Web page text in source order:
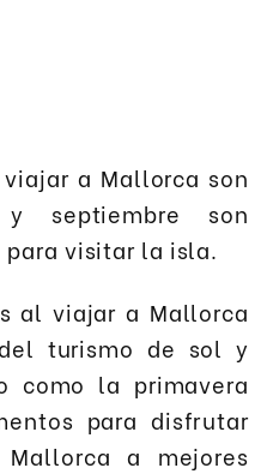
a Mallorca son
septiembre son
visitar la isla.
al viajar a Mallorca
turismo de sol y
como la primavera
para disfrutar
a mejores